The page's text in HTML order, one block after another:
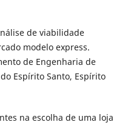
de viabilidade
modelo express.
de Engenharia de
Espírito Santo, Espírito
na escolha de uma loja